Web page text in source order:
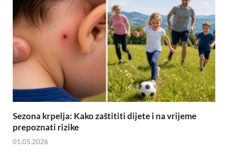
Sezona krpelja: Kako zaštititi dijete i na vrijeme
prepoznati rizike
01.05.2026